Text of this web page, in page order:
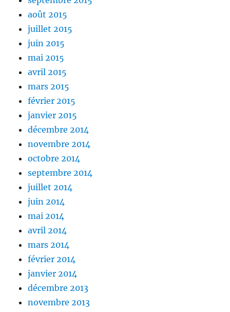
août 2015
juillet 2015
juin 2015
mai 2015
avril 2015
mars 2015
février 2015
janvier 2015
décembre 2014
novembre 2014
octobre 2014
septembre 2014
juillet 2014
juin 2014
mai 2014
avril 2014
mars 2014
février 2014
janvier 2014
décembre 2013
novembre 2013